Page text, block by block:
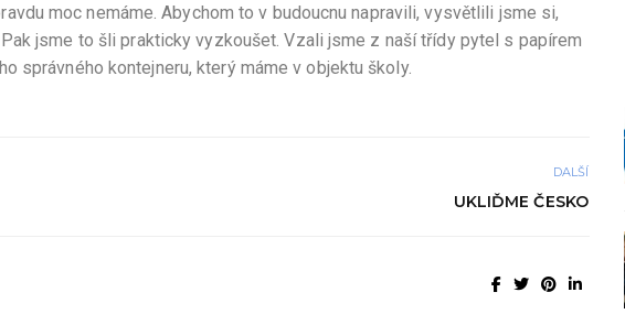
moc nemáme. Abychom to v budoucnu napravili, vysvětlili jsme si,
jsme to šli prakticky vyzkoušet. Vzali jsme z naší třídy pytel s papírem
správného kontejneru, který máme v objektu školy.
DALŠÍ
UKLIĎME ČESKO